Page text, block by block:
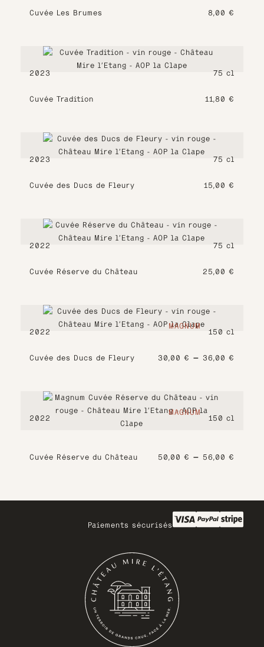
Cuvée Les Brumes 8,00 €
2023 75 cl
Cuvée Tradition 11,80 €
2023 75 cl
Cuvée des Ducs de Fleury 15,00 €
2022 75 cl
Cuvée Réserve du Château 25,00 €
2022
MAGNUM
150 cl
Cuvée des Ducs de Fleury 30,00 € – 36,00 €
Plage de prix :
2022
MAGNUM
150 cl
Cuvée Réserve du Château 50,00 € – 56,00 €
Plage de prix :
Paiements sécurisés